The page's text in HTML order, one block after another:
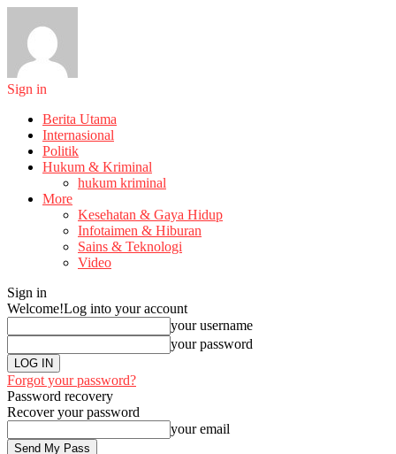
Sign in
Berita Utama
Internasional
Politik
Hukum & Kriminal
hukum kriminal
More
Kesehatan & Gaya Hidup
Infotaimen & Hiburan
Sains & Teknologi
Video
Sign in
Welcome!Log into your account
your username
your password
Forgot your password?
Password recovery
Recover your password
your email